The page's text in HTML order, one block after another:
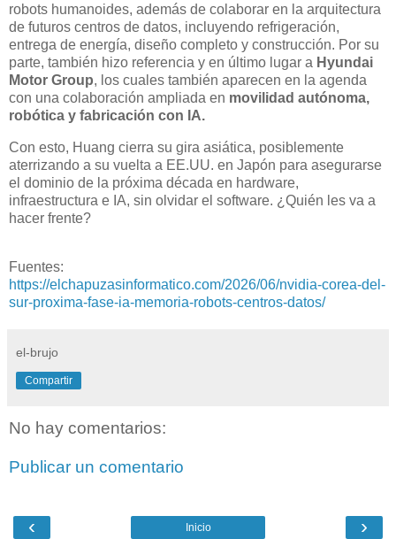
robots humanoides, además de colaborar en la arquitectura
de futuros centros de datos, incluyendo refrigeración,
entrega de energía, diseño completo y construcción. Por su
parte, también hizo referencia y en último lugar a Hyundai
Motor Group, los cuales también aparecen en la agenda
con una colaboración ampliada en movilidad autónoma,
robótica y fabricación con IA.
Con esto, Huang cierra su gira asiática, posiblemente
aterrizando a su vuelta a EE.UU. en Japón para asegurarse
el dominio de la próxima década en hardware,
infraestructura e IA, sin olvidar el software. ¿Quién les va a
hacer frente?
Fuentes:
https://elchapuzasinformatico.com/2026/06/nvidia-corea-del-
sur-proxima-fase-ia-memoria-robots-centros-datos/
el-brujo
Compartir
No hay comentarios:
Publicar un comentario
‹ ›
Inicio